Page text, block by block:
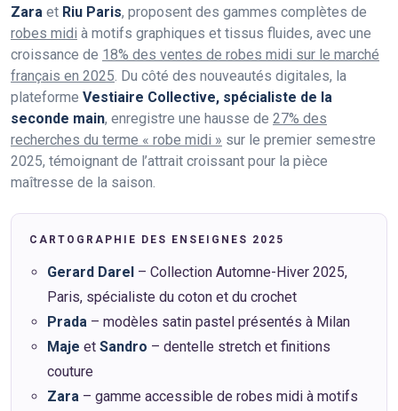
Zara et Riu Paris, proposent des gammes complètes de
robes midi à motifs graphiques et tissus fluides, avec une
croissance de 18% des ventes de robes midi sur le marché
français en 2025 . Du côté des nouveautés digitales, la
plateforme Vestiaire Collective, spécialiste de la
seconde main, enregistre une hausse de 27% des
recherches du terme « robe midi » sur le premier semestre
2025, témoignant de l’attrait croissant pour la pièce
maîtresse de la saison.
CARTOGRAPHIE DES ENSEIGNES 2025
Gerard Darel – Collection Automne-Hiver 2025,
Paris, spécialiste du coton et du crochet
Prada – modèles satin pastel présentés à Milan
Maje et Sandro – dentelle stretch et finitions
couture
Zara – gamme accessible de robes midi à motifs